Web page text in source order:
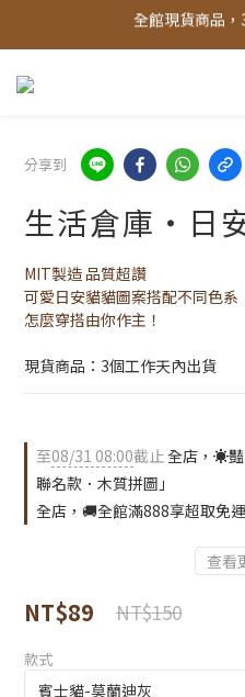
全館，滿888超取
全館，滿888超取
新會
全館，滿888超取免
分享到
生活倉庫・日
MIT製造 品質超讚
可愛日安貓貓圖案搭配不同色系
怎麼穿搭由你作主！
現貨商品：3個工作天內出貨
至08/31 08:00截止全店，☀️豔
聯名款．木質拼圖」
全店，🚚全館滿888享超取免運
查看
NT$89 NT$150
款式